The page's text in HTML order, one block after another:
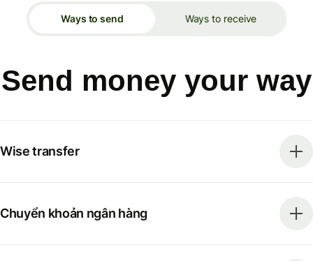
Ways to send Ways to receive
Send money your way
Wise transfer
Chuyển khoản ngân hàng